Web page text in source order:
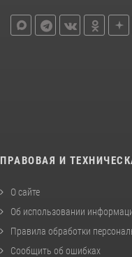
ПРАВОВАЯ И
О сайте
Об использовании
Правила обработки
Сообщить об ошибках